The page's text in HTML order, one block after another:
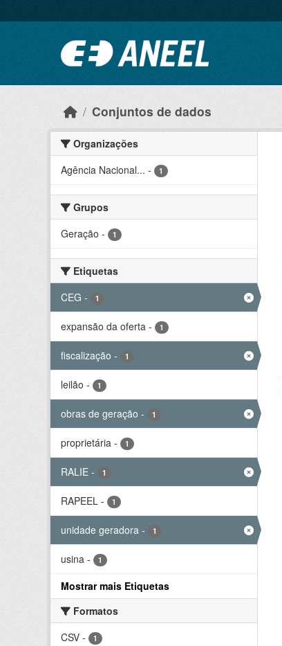
Conjuntos de dados
Organizações
Agência Nacional... - 1
Grupos
Geração - 1
Etiquetas
CEG - 1
expansão da oferta - 1
fiscalização - 1
leilão - 1
obras de geração - 1
proprietária - 1
RALIE - 1
RAPEEL - 1
unidade geradora - 1
usina - 1
Mostrar mais Etiquetas
Formatos
CSV - 1